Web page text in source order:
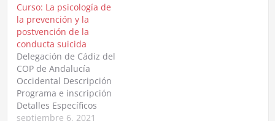
Curso: La psicología de
la prevención y la
postvención de la
conducta suicida
Delegación de Cádiz del
COP de Andalucía
Occidental Descripción
Programa e inscripción
Detalles Específicos
Fecha Inicio 2021-09-09
septiembre 6, 2021